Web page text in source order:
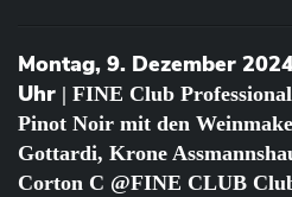
Montag, 9. Dezember
Uhr | FINE Club
Pinot Noir mit den
Gottardi, Krone
Corton C @FINE CLUB